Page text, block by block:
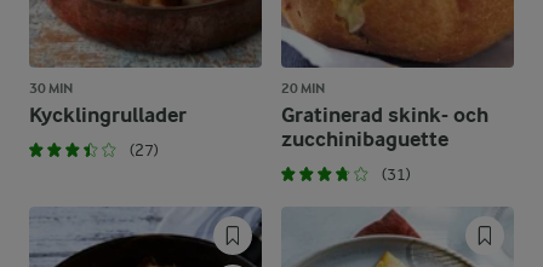
30 MIN
Kycklingrullader
(27)
20 MIN
Gratinerad skink- och
zucchinibaguette
(31)